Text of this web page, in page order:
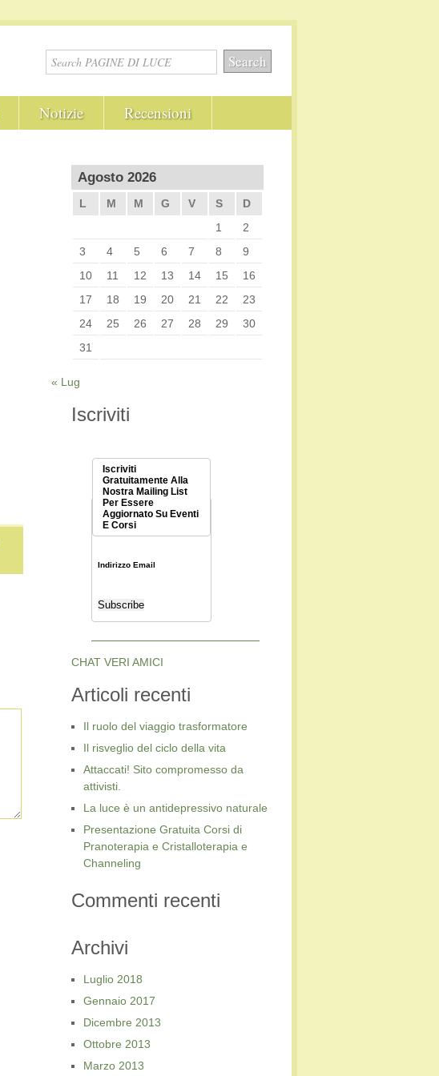
Notizie
Recensioni
Agosto 2026
L M M G V S
D
1
2
3
4 5 6 7 8
9
10
11 12 13 14 15
16
17
18 19 20 21 22
23
24
25 26 27 28 29
30
31
« Lug
Iscriviti
Iscriviti
Gratuitamente Alla
Nostra Mailing List
Per Essere
Aggiornato Su Eventi
E Corsi
Indirizzo Email
CHAT VERI AMICI
Articoli recenti
Il ruolo del viaggio trasformatore
Il risveglio del ciclo della vita
Attaccati! Sito compromesso da
attivisti.
La luce è un antidepressivo naturale
Presentazione Gratuita Corsi di
Pranoterapia e Cristalloterapia e
Channeling
Commenti recenti
Archivi
Luglio 2018
Gennaio 2017
Dicembre 2013
Ottobre 2013
Marzo 2013